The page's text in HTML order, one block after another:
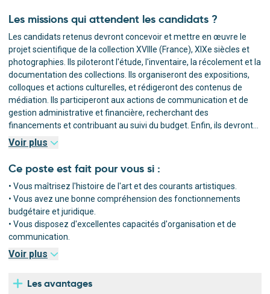
Les missions qui attendent les candidats ?
Les candidats retenus devront concevoir et mettre en œuvre le
projet scientifique de la collection XVIIIe (France), XIXe siècles et
photographies. Ils piloteront l'étude, l'inventaire, la récolement et la
documentation des collections. Ils organiseront des expositions,
colloques et actions culturelles, et rédigeront des contenus de
médiation. Ils participeront aux actions de communication et de
gestion administrative et financière, recherchant des
financements et contribuant au suivi du budget. Enfin, ils devront
manager fonctionnellement les équipes sur les projets
scientifiques et collaborer avec différents partenaires
institutionnels, scientifiques et culturels.
Voir plus
Ce poste est fait pour vous si :
• Vous maîtrisez l'histoire de l'art et des courants artistiques.
• Vous avez une bonne compréhension des fonctionnements
budgétaire et juridique.
• Vous disposez d'excellentes capacités d'organisation et de
communication.
Voir plus
Les avantages